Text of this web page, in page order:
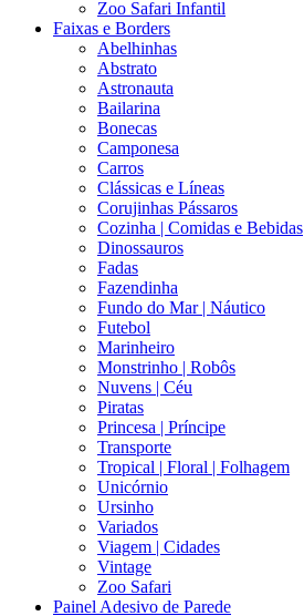
Zoo Safari Infantil
Faixas e Borders
Abelhinhas
Abstrato
Astronauta
Bailarina
Bonecas
Camponesa
Carros
Clássicas e Líneas
Corujinhas Pássaros
Cozinha | Comidas e Bebidas
Dinossauros
Fadas
Fazendinha
Fundo do Mar | Náutico
Futebol
Marinheiro
Monstrinho | Robôs
Nuvens | Céu
Piratas
Princesa | Príncipe
Transporte
Tropical | Floral | Folhagem
Unicórnio
Ursinho
Variados
Viagem | Cidades
Vintage
Zoo Safari
Painel Adesivo de Parede